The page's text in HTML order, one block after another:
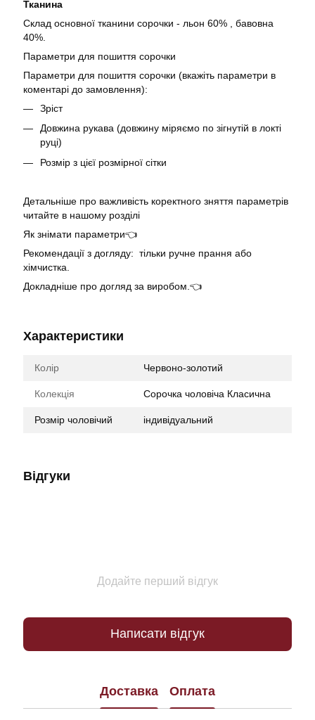
Тканина
Склад основної тканини сорочки - льон 60% , бавовна
40%.
Параметри для пошиття сорочки
Параметри для пошиття сорочки (вкажіть параметри в
коментарі до замовлення):
Зріст
Довжина рукава (довжину міряємо по зігнутій в локті
руці)
Розмір з цієї розмірної сітки
Детальніше про важливість коректного зняття параметрів
читайте в нашому розділі
Як знімати параметри👈
Рекомендації з догляду: тільки ручне прання або
хімчистка.
Докладніше про догляд за виробом.👈
Характеристики
Колір Червоно-золотий
Колекція Сорочка чоловіча Класична
Розмір чоловічий індивідуальний
Відгуки
Додайте перший відгук
Написати відгук
Доставка Оплата